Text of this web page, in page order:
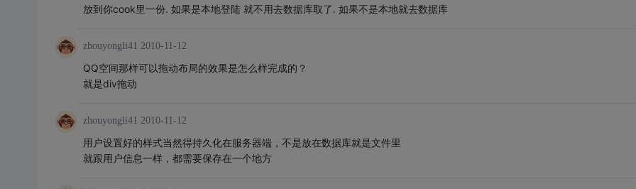
放到你cook里一份. 如果是本地登陆 就不用去数据库取了. 如果不是本地就去数据库
zhouyongli41 2010-11-12
QQ空间那样可以拖动布局的效果是怎么样完成的？
就是div拖动
zhouyongli41 2010-11-12
用户设置好的样式当然得持久化在服务器端，不是放在数据库就是文件里
就跟用户信息一样，都需要保存在一个地方